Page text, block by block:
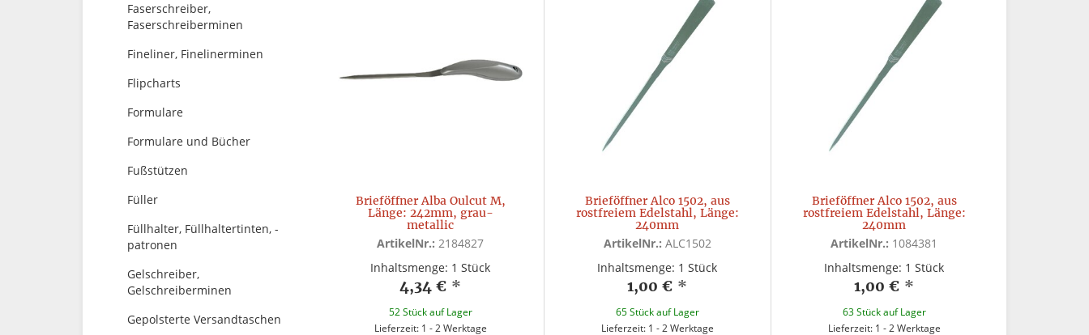
Brieföffner Alba Oulcut M,
Länge: 242mm, grau-
metallic
ArtikelNr.: 2184827
Inhaltsmenge: 1 Stück
4,34 € *
52 Stück auf Lager
Lieferzeit: 1 - 2 Werktage
Brieföffner Alco 1502, aus
rostfreiem Edelstahl, Länge:
240mm
ArtikelNr.: ALC1502
Inhaltsmenge: 1 Stück
1,00 € *
65 Stück auf Lager
Lieferzeit: 1 - 2 Werktage
Brieföffner Alco 1502, aus
rostfreiem Edelstahl, Länge:
240mm
ArtikelNr.: 1084381
Inhaltsmenge: 1 Stück
1,00 € *
63 Stück auf Lager
Lieferzeit: 1 - 2 Werktage
Faserschreiber,
Faserschreiberminen
Fineliner, Finelinerminen
Flipcharts
Formulare
Formulare und Bücher
Fußstützen
Füller
Füllhalter, Füllhaltertinten, -
patronen
Gelschreiber,
Gelschreiberminen
Gepolsterte Versandtaschen